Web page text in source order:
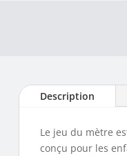
Description
Le jeu du mètre
conçu pour les